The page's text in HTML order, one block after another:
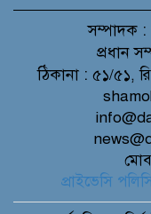
সম্পাদক :
প্রধান
ঠিকানা : ৫১/৫১,
প্রাইভেসি